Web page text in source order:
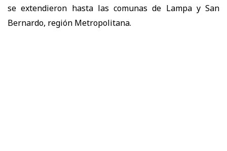
se extendieron hasta las comunas de Lampa y San
Bernardo, región Metropolitana.